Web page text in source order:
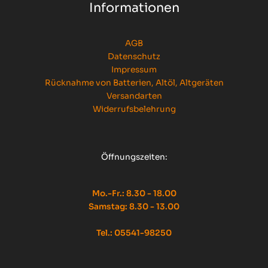
Informationen
AGB
Datenschutz
Impressum
Rücknahme von Batterien, Altöl, Altgeräten
Versandarten
Widerrufsbelehrung
Öffnungszeiten:
Mo.-Fr.: 8.30 - 18.00
Samstag: 8.30 - 13.00
Tel.: 05541-98250